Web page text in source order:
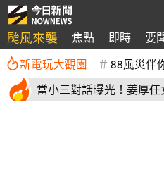
颱風來襲 焦點 即時 要
新電玩大觀園 88風災伴
當小三對話曝光！姜厚